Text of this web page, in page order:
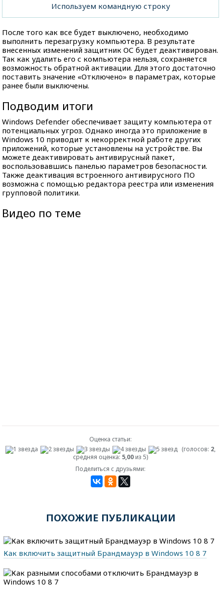
Используем командную строку
После того как все будет выключено, необходимо
выполнить перезагрузку компьютера. В результате
внесенных изменений защитник ОС будет деактивирован.
Так как удалить его с компьютера нельзя, сохраняется
возможность обратной активации. Для этого достаточно
поставить значение «Отключено» в параметрах, которые
ранее были выключены.
Подводим итоги
Windows Defender обеспечивает защиту компьютера от
потенциальных угроз. Однако иногда это приложение в
Windows 10 приводит к некорректной работе других
приложений, которые установлены на устройстве. Вы
можете деактивировать антивирусный пакет,
воспользовавшись панелью параметров безопасности.
Также деактивация встроенного антивирусного ПО
возможна с помощью редактора реестра или изменения
групповой политики.
Видео по теме
Оценка статьи:
(голосов: 2,
средняя оценка: 5,00 из 5)
Поделиться с друзьями:
ПОХОЖИЕ ПУБЛИКАЦИИ
Как включить защитный Брандмауэр в Windows 10 8 7